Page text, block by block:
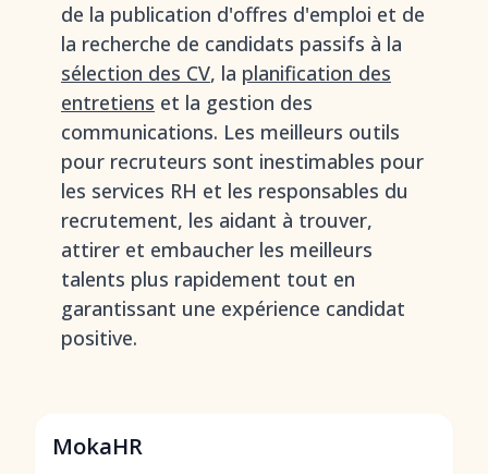
de la publication d'offres d'emploi et de
la recherche de candidats passifs à la
sélection des CV, la planification des
entretiens et la gestion des
communications. Les meilleurs outils
pour recruteurs sont inestimables pour
les services RH et les responsables du
recrutement, les aidant à trouver,
attirer et embaucher les meilleurs
talents plus rapidement tout en
garantissant une expérience candidat
positive.
MokaHR